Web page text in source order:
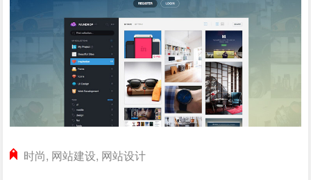
时尚, 网站建设, 网站设计